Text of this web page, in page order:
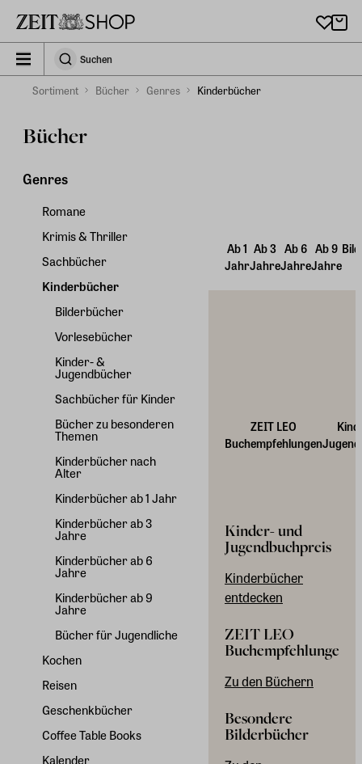
zeit_storefront.components.search.collapsed
SuchenSuchen
Sortiment Bücher Genres Kinderbücher
Bücher
Genres
Romane
Krimis & Thriller
Sachbücher
Kinderbücher
Bilderbücher
Vorlesebücher
Kinder- &
Jugendbücher
Sachbücher für Kinder
Bücher zu besonderen
Themen
Kinderbücher nach
Alter
Kinderbücher ab 1 Jahr
Kinderbücher ab 3
Jahre
Kinderbücher ab 6
Jahre
Kinderbücher ab 9
Jahre
Bücher für Jugendliche
Kochen
Reisen
Geschenkbücher
Coffee Table Books
Kalender
Ab 1
Jahr
Ab 3
Jahre
Ab 6
Jahre
Ab 9
Jahre
ZEIT LEO
Buchempfehlungen
Kinder- und
Jugendbuchpreis
Kinderbücher
entdecken
ZEIT LEO
Buchempfehlungen
Zu den Büchern
Besondere
Bilderbücher